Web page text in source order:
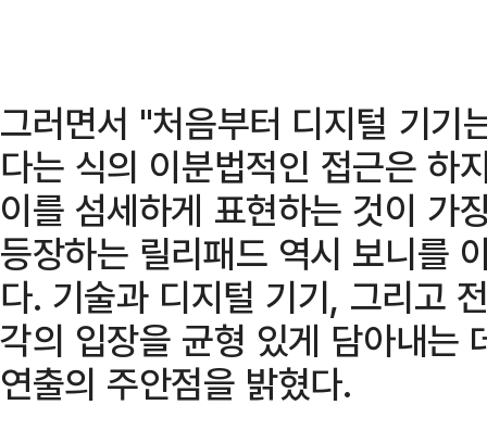
그러면서 "처음부터 디지털 기기
다는 식의 이분법적인 접근은 하
이를 섬세하게 표현하는 것이 가
등장하는 릴리패드 역시 보니를
다. 기술과 디지털 기기, 그리고
각의 입장을 균형 있게 담아내는
연출의 주안점을 밝혔다.